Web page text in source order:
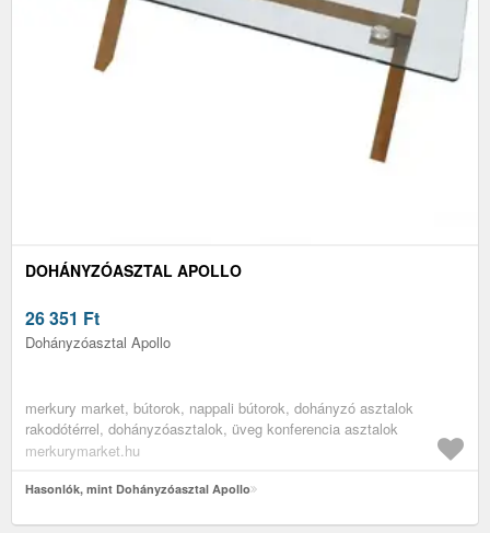
DOHÁNYZÓASZTAL APOLLO
26 351 Ft
Dohányzóasztal Apollo
merkury market, bútorok, nappali bútorok, dohányzó asztalok
rakodótérrel, dohányzóasztalok, üveg konferencia asztalok
merkurymarket.hu
Hasonlók, mint Dohányzóasztal Apollo